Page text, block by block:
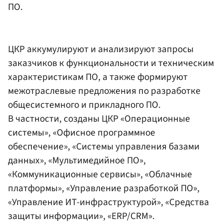
ПО.
ЦКР аккумулируют и анализируют запросы
заказчиков к функциональности и техническим
характеристикам ПО, а также формируют
межотраслевые предложения по разработке
общесистемного и прикладного ПО.
В частности, созданы ЦКР «Операционные
системы», «Офисное программное
обеспечение», «Системы управления базами
данных», «Мультимедийное ПО»,
«Коммуникационные сервисы», «Облачные
платформы», «Управление разработкой ПО»,
«Управление ИТ-инфраструктурой», «Средства
защиты информации», «ERP/CRM».